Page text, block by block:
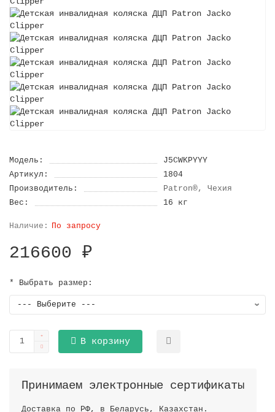
Модель:
J5CWKPYYY
Артикул:
1804
Производитель:
Patron®, Чехия
Вес:
16 кг
По запросу
216600 ₽
* Выбрать размер:
В корзину
Принимаем электронные сертификаты
Доставка по РФ, в Беларусь, Казахстан.